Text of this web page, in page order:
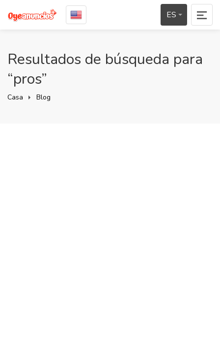
ES
Resultados de búsqueda para
“pros”
Casa Blog